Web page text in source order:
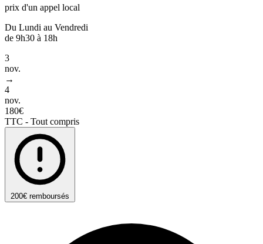
prix d'un appel local
Du Lundi au Vendredi
de 9h30 à 18h
3
nov.
→
4
nov.
180€
TTC - Tout compris
200€ remboursés